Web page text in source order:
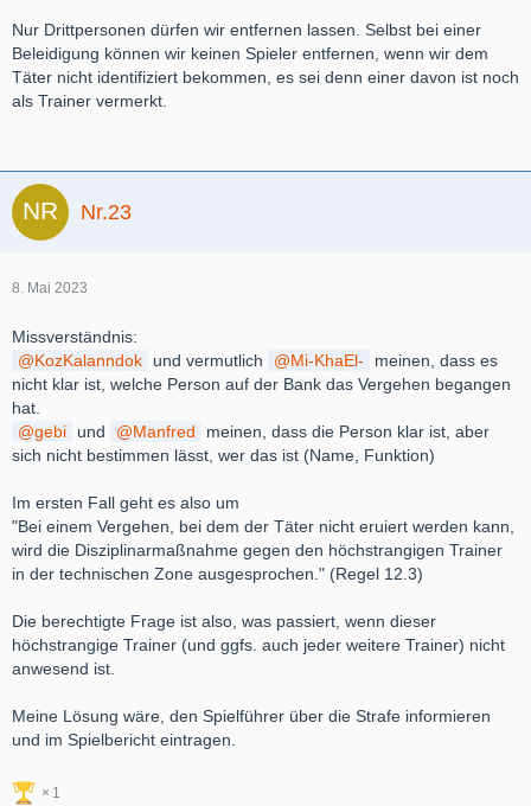
Nur Drittpersonen dürfen wir entfernen lassen. Selbst bei einer
Beleidigung können wir keinen Spieler entfernen, wenn wir dem
Täter nicht identifiziert bekommen, es sei denn einer davon ist noch
als Trainer vermerkt.
Nr.23
8. Mai 2023
Missverständnis:
KozKalanndok
und vermutlich Mi-KhaEl-
meinen, dass es
nicht klar ist, welche Person auf der Bank das Vergehen begangen
hat.
gebi
und Manfred
meinen, dass die Person klar ist, aber
sich nicht bestimmen lässt, wer das ist (Name, Funktion)
Im ersten Fall geht es also um
"Bei einem Vergehen, bei dem der Täter nicht eruiert werden kann,
wird die Disziplinarmaßnahme gegen den höchstrangigen Trainer
in der technischen Zone ausgesprochen." (Regel 12.3)
Die berechtigte Frage ist also, was passiert, wenn dieser
höchstrangige Trainer (und ggfs. auch jeder weitere Trainer) nicht
anwesend ist.
Meine Lösung wäre, den Spielführer über die Strafe informieren
und im Spielbericht eintragen.
1